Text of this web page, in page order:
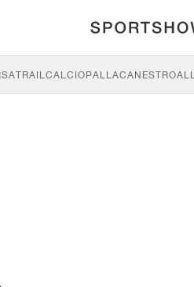
TRAILCALCIOPALLACANESTRO